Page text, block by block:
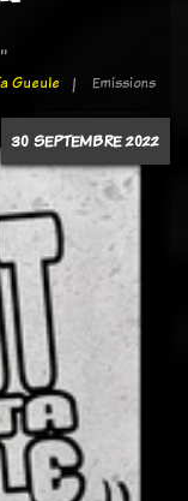
Gueule Emissions
30 SEPTEMBRE 2022